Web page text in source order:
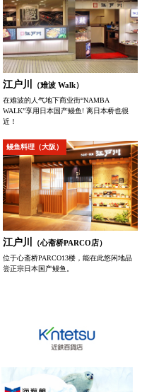
江户川 （难波 Walk）
在难波的人气地下商业街“NAMBA
WALK”享用日本国产鳗鱼! 离日本桥也很
近！
鳗鱼料理（大阪）
江户川 （心斋桥PARCO店）
位于心斋桥PARCO13楼，能在此悠闲地品
尝正宗日本国产鳗鱼。